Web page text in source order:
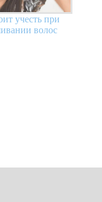
учесть при
волос